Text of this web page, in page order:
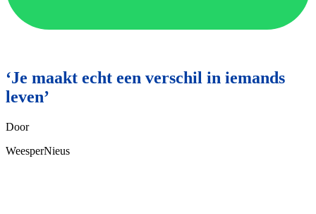
‘Je maakt echt een verschil in iemands
leven’
Door
WeesperNieus